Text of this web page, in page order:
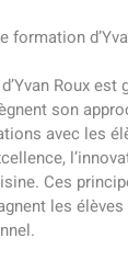
formation
Roux est
son
avec les
Ces
les